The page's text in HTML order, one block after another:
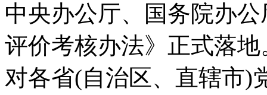
中央办公厅、国务院办
评价考核办法》正式落
对各省(自治区、直辖市)